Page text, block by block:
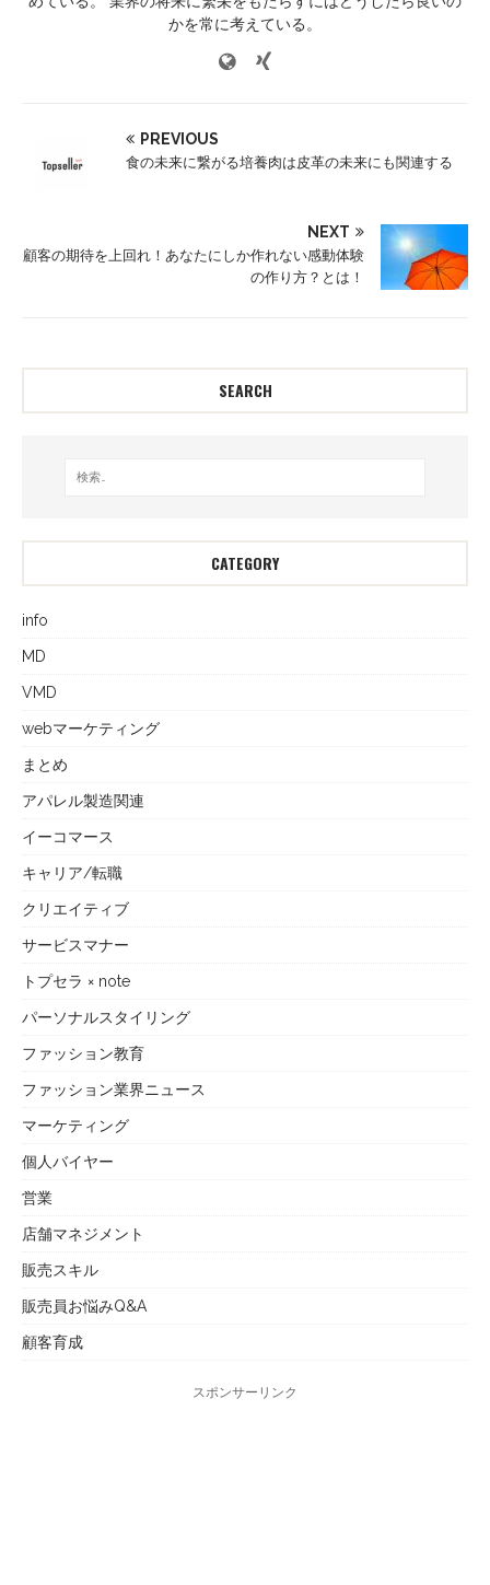
かを常に考えている。
PREVIOUS
食の未来に繋がる培養肉は皮革の未来にも関連する
NEXT
顧客の期待を上回れ！あなたにしか作れない感動体験
の作り方？とは！
SEARCH
CATEGORY
info
MD
VMD
webマーケティング
まとめ
アパレル製造関連
イーコマース
キャリア/転職
クリエイティブ
サービスマナー
トプセラ × note
パーソナルスタイリング
ファッション教育
ファッション業界ニュース
マーケティング
個人バイヤー
営業
店舗マネジメント
販売スキル
販売員お悩みQ&A
顧客育成
スポンサーリンク